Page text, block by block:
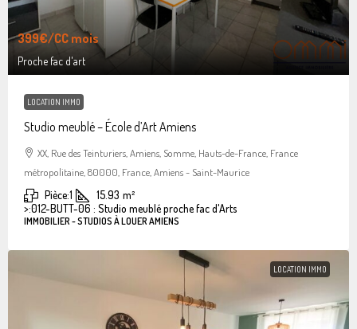
399€/CC mois
Proche fac d'art
LOCATION IMMO
Studio meublé – École d’Art Amiens
XX, Rue des Teinturiers, Amiens, Somme, Hauts-de-France, France
métropolitaine, 80000, France, Amiens - Saint-Maurice
Pièce:1 15.93 m²
>:012-BUTT-06 : Studio meublé proche fac d'Arts
IMMOBILIER - STUDIOS À LOUER AMIENS
LOCATION IMMO